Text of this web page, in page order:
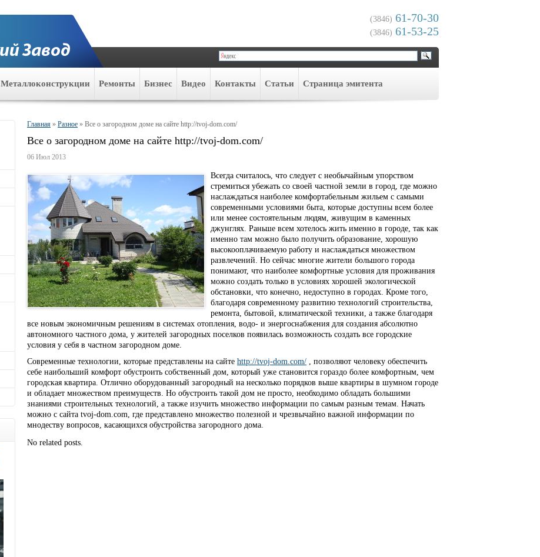
(3846) 61-70-30
(3846) 61-53-25
Металлоконструкции Ремонты Бизнес Видео Контакты Статьи Cтраница эмитента
Главная » Разное » Все о загородном доме на сайте http://tvoj-dom.com/
Все о загородном доме на сайте http://tvoj-dom.com/
06 Июл 2013
Всегда считалось, что следует с необычайным упорством
стремиться убежать со своей частной земли в город, где можно
наслаждаться наиболее комфортабельным жильем с самыми
современными условиями быта, которые доступны всем более
или менее состоятельным людям, живущим в каменных
джунглях. Раньше всем хотелось жить именно в городе, так как
именно там можно было получить образование, хорошую
высокооплачиваемую работу и наслаждаться множеством
развлечений. Но сейчас многие жители большого города
понимают, что наиболее комфортные условия для проживания
можно создать только в условиях хорошей экологической
обстановки, что конечно, недоступно в городах. Кроме того,
благодаря современному развитию технологий строительства,
ремонта, бытовой, климатической техники, а также благодаря
все новым экономичным решениям в системах отопления, водо- и энергоснабжения для создания абсолютно
автономного частного дома, у жителей загородных поселков появилась возможность создать все городские
условия у себя в частном загородном доме.
Современные технологии, которые представлены на сайте http://tvoj-dom.com/ , позволяют человеку обеспечить
себе наибольший комфорт обустроить собственный дом, который уже становится гораздо более комфортным, чем
городская квартира. Отлично оборудованный загородный на несколько порядков выше квартиры в шумном городе
и обладает множеством преимуществ. Но обустроить такой дом не просто, необходимо обладать большими
знаниями строительных технологий, а также изучить множество информации по самым разным темам. Начать
можно с сайта tvoj-dom.com, где представлено множество полезной и чрезвычайно важной информации по
мнодеству вопросов, касающихся обустройства загородного дома.
No related posts.